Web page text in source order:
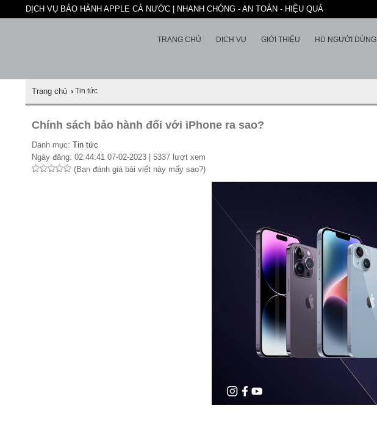
DỊCH VỤ BẢO HÀNH APPLE CẢ NƯỚC | NHANH CHÓNG - AN TOÀN - HIỆU QUẢ
TRANG CHỦ DỊCH VỤ GIỚI THIỆU HD NGƯỜI DÙNG
Trang chủ › Tin tức
Chính sách bảo hành đối với iPhone ra sao?
Danh mục: Tin tức
Ngày đăng: 02:44:41 07-02-2023 | 5337 lượt xem
(Bạn đánh giá bài viết này mấy sao?)